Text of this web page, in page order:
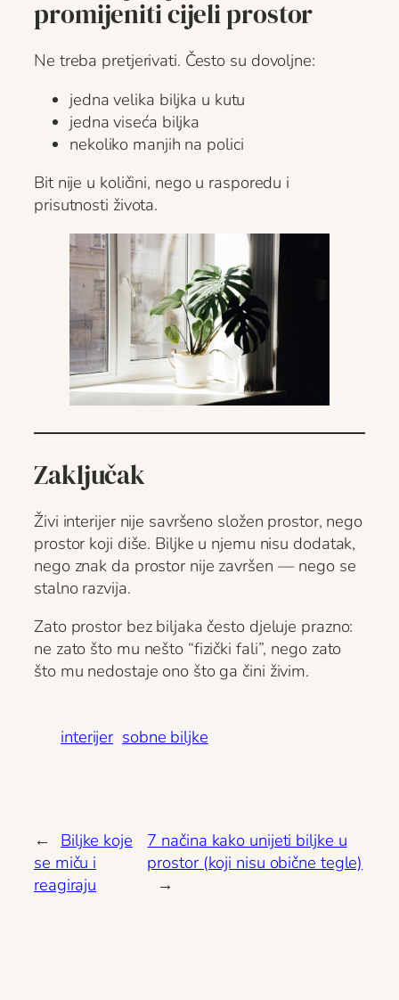
promijeniti cijeli prostor
Ne treba pretjerivati. Često su dovoljne:
jedna velika biljka u kutu
jedna viseća biljka
nekoliko manjih na polici
Bit nije u količini, nego u rasporedu i
prisutnosti života.
Zaključak
Živi interijer nije savršeno složen prostor, nego
prostor koji diše. Biljke u njemu nisu dodatak,
nego znak da prostor nije završen — nego se
stalno razvija.
Zato prostor bez biljaka često djeluje prazno:
ne zato što mu nešto “fizički fali”, nego zato
što mu nedostaje ono što ga čini živim.
interijer sobne biljke
← Biljke koje
se miču i
reagiraju
7 načina kako unijeti biljke u
prostor (koji nisu obične tegle)
→